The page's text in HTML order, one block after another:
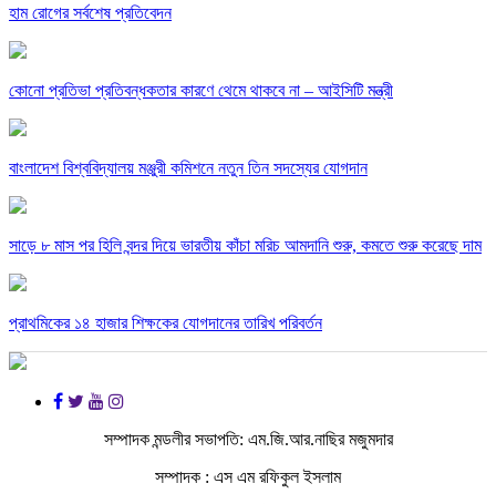
হাম রোগের সর্বশেষ প্রতিবেদন
কোনো প্রতিভা প্রতিবন্ধকতার কারণে থেমে থাকবে না – আইসিটি মন্ত্রী
বাংলাদেশ বিশ্ববিদ্যালয় মঞ্জুরী কমিশনে নতুন তিন সদস্যের যোগদান
সাড়ে ৮ মাস পর হিলি বন্দর দিয়ে ভারতীয় কাঁচা মরিচ আমদানি শুরু, কমতে শুরু করেছে দাম
প্রাথমিকের ১৪ হাজার শিক্ষকের যোগদানের তারিখ পরিবর্তন
সম্পাদক মন্ডলীর সভাপতি: এম.জি.আর.নাছির মজুমদার
সম্পাদক : এস এম রফিকুল ইসলাম